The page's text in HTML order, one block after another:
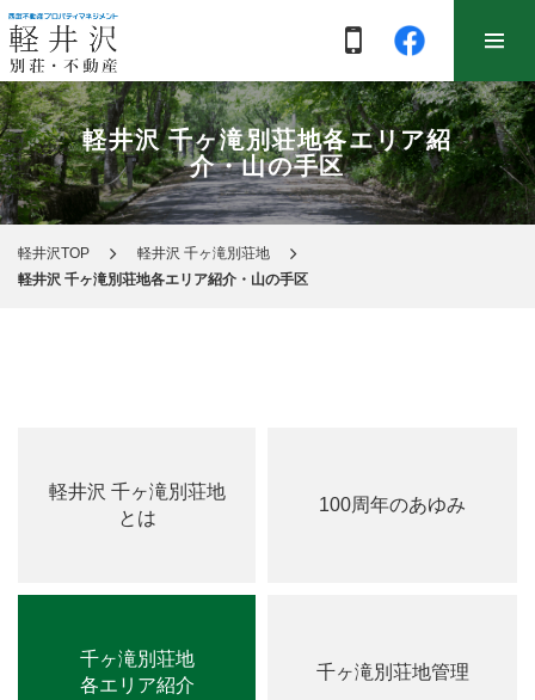
軽井沢 千ヶ滝別荘地各エリア紹
介・山の手区
軽井沢TOP
軽井沢 千ヶ滝別荘地
軽井沢 千ヶ滝別荘地各エリア紹介・山の手区
軽井沢 千ヶ滝別荘地
とは
100周年のあゆみ
千ヶ滝別荘地
各エリア紹介
千ヶ滝別荘地管理